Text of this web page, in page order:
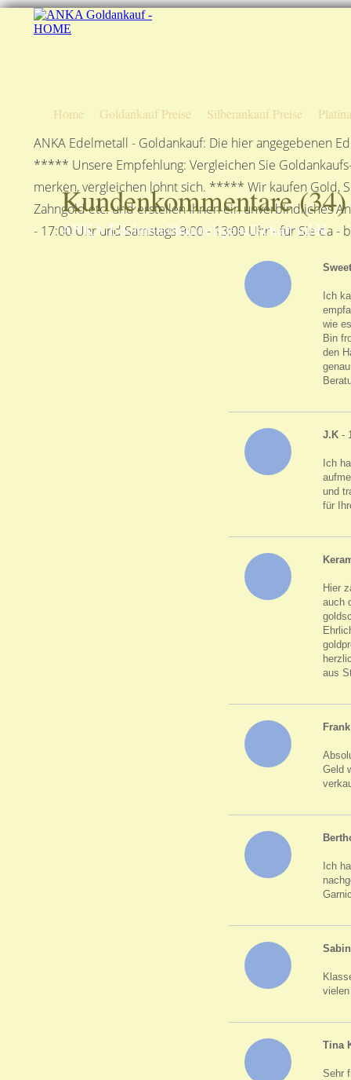
Home Goldankauf Preise Silberankauf Preise
ANKA Edelmetall - Goldankauf: Die hier angegebenen
***** Unsere Empfehlung: Vergleichen Sie
merken, vergleichen lohnt sich. ***** Wir kaufen Gold,
Zahngold etc. und erstellen Ihnen ein unverbindliches
- 17:00 Uhr und Samstags 9:00 - 13:00 Uhr - für Sie
Kundenkommentare (34
ANKA Edelmetallhandelsgesellschaft mbH
Ich
wie
Bin
den
J.K -
Ich
und
für
Hier
auch
aus
Geld
Ich
Tina
Sehr